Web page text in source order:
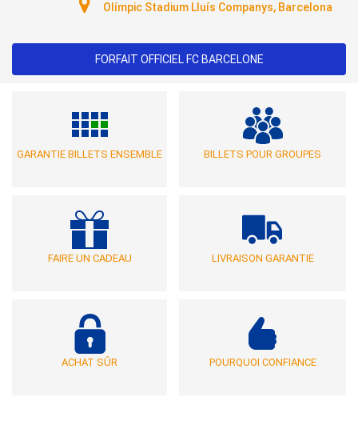
Olímpic Stadium Lluís Companys, Barcelona
FORFAIT OFFICIEL FC BARCELONE
GARANTIE BILLETS ENSEMBLE BILLETS POUR GROUPES
FAIRE UN CADEAU LIVRAISON GARANTIE
ACHAT SÛR POURQUOI CONFIANCE